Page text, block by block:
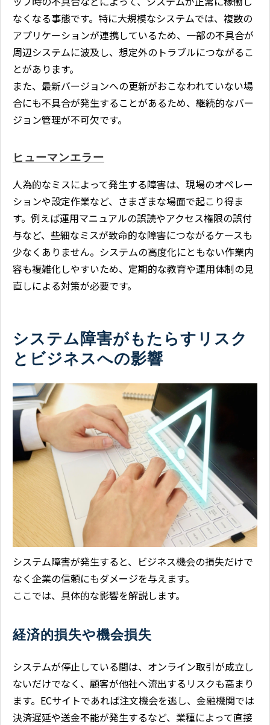
なくなる事態です。特に大規模なシステムでは、複数の
アプリケーションが連携しているため、一部の不具合が
周辺システムに波及し、想定外のトラブルにつながるこ
とがあります。
また、最新バージョンへの更新がおこなわれていない場
合にも不具合が発生することがあるため、継続的なバー
ジョン管理が不可欠です。
ヒューマンエラー
人為的なミスによって発生する障害は、現場のオペレー
ションや設定作業など、さまざまな場面で起こり得ま
す。例えば運用マニュアルの誤読やアクセス権限の誤付
与など、些細なミスが致命的な障害につながるケースも
少なくありません。システムの高度化にともない作業内
容も複雑化しやすいため、定期的な教育や運用体制の見
直しによる対策が必要です。
システム障害がもたらすリスク
とビジネスへの影響
システム障害が発生すると、ビジネス機会の損失だけで
なく企業の信頼にもダメージを与えます。
ここでは、具体的な影響を解説します。
経済的損失や機会損失
システムが停止している間は、オンライン取引が成立し
ないだけでなく、顧客が他社へ流出するリスクも高まり
ます。ECサイトであれば注文機会を逃し、金融機関では
決済遅延や送金不能が発生するなど、業種によって直接